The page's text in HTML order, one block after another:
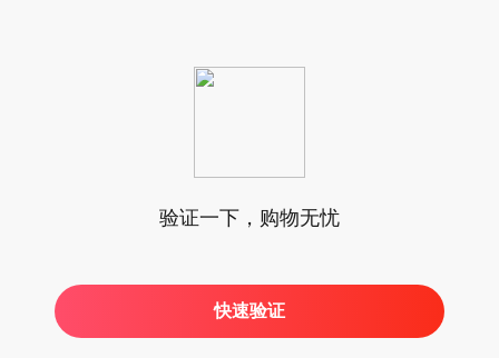
验证一下，购物无忧
快速验证